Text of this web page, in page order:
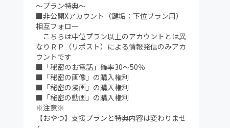
～プラン特典～
■非公開Xアカウント（鍵垢：下位プラン用）
相互フォロー
こちらは中位プラン以上のアカウントとは異
なりＲＰ（リポスト）による情報発信のみアカ
ウントです
■「秘密のお電話」確率30～50％
■「秘密の画像」の購入権利
■「秘密の漫画」の購入権利
■「秘密の動画」の購入権利
※注意※
【おやつ】支援プランと特典内容は変わりませ